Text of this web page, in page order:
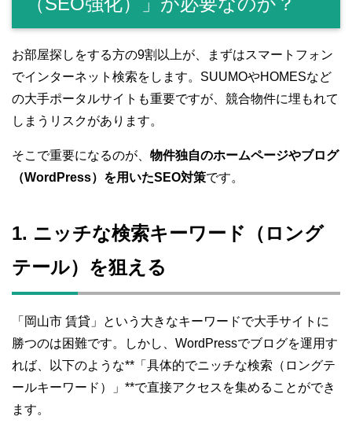
お部屋探しをする方の9割以上が、まずはスマートフォン
でインターネット検索をします。SUUMOやHOMESなど
の大手ポータルサイトも重要ですが、競合物件に埋もれて
しまうリスクがあります。
そこで重要になるのが、 物件独自のホームページやブログ
（WordPress）を用いたSEO対策です。
1. ニッチな検索キーワード（ロング
テール）を狙える
「岡山市 賃貸」という大きなキーワードで大手サイトに
勝つのは困難です。しかし、WordPressでブログを運用す
れば、以下のような**「具体的でニッチな検索（ロングテ
ールキーワード）」**で直接アクセスを集めることができ
ます。